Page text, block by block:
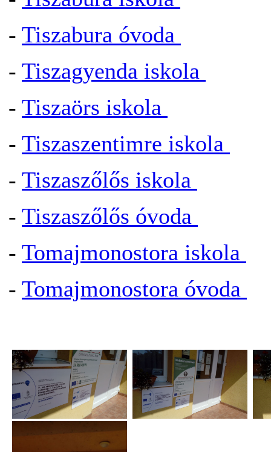
- Tiszabura óvoda
- Tiszagyenda iskola
- Tiszaörs iskola
- Tiszaszentimre iskola
- Tiszaszőlős iskola
- Tiszaszőlős óvoda
- Tomajmonostora iskola
- Tomajmonostora óvoda